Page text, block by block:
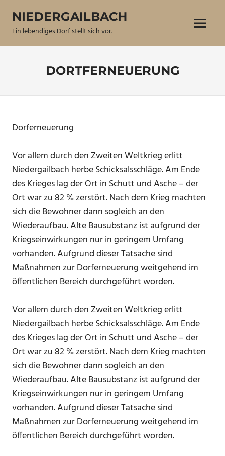
Inhalt
springen
NIEDERGAILBACH
Ein lebendiges Dorf stellt sich vor. Menü
DORTFERNEUERUNG
Dorferneuerung
Vor allem durch den Zweiten Weltkrieg erlitt
Niedergailbach herbe Schicksalsschläge. Am Ende
des Krieges lag der Ort in Schutt und Asche – der
Ort war zu 82 % zerstört. Nach dem Krieg machten
sich die Bewohner dann sogleich an den
Wiederaufbau. Alte Bausubstanz ist aufgrund der
Kriegseinwirkungen nur in geringem Umfang
vorhanden. Aufgrund dieser Tatsache sind
Maßnahmen zur Dorferneuerung weitgehend im
öffentlichen Bereich durchgeführt worden.
Vor allem durch den Zweiten Weltkrieg erlitt
Niedergailbach herbe Schicksalsschläge. Am Ende
des Krieges lag der Ort in Schutt und Asche – der
Ort war zu 82 % zerstört. Nach dem Krieg machten
sich die Bewohner dann sogleich an den
Wiederaufbau. Alte Bausubstanz ist aufgrund der
Kriegseinwirkungen nur in geringem Umfang
vorhanden. Aufgrund dieser Tatsache sind
Maßnahmen zur Dorferneuerung weitgehend im
öffentlichen Bereich durchgeführt worden.